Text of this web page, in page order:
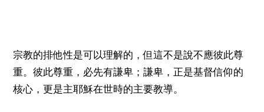
宗教的排他性是可以理解的，但這不是說不應彼此尊
重。彼此尊重，必先有謙卑；謙卑，正是基督信仰的
核心，更是主耶穌在世時的主要教導。